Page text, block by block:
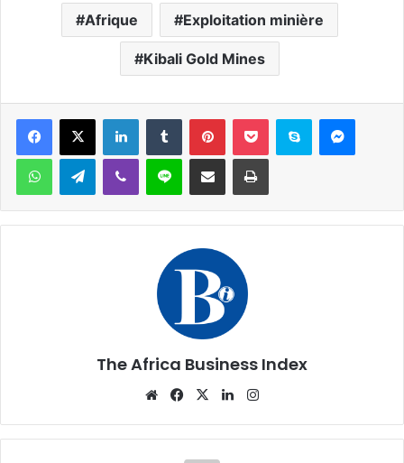
Afrique Exploitation minière
Kibali Gold Mines
Facebook
X LinkedinTumblr PinterestPocket Skype
WhatsAppTelegramViber Ligne Partager par email Imprimer
The Africa Business Index
WebsiteFacebook
X Linkedin